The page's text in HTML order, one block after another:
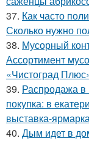
37. Как часто
Сколько нужно
38. Мусорный
Ассортимент
«Чистоград
39. Распродажа в
покупка: в
выставка-
40. Дым идет в